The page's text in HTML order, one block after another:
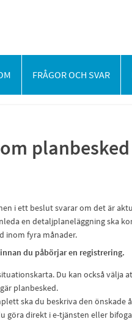
FRÅGOR OCH SVAR
planbesked
i ett beslut svarar om det är
en detaljplaneläggning ska
inom fyra månader.
du påbörjar en registrering.
Du kan också välja
planbesked.
ska du beskriva den önskade
göra direkt i e-tjänsten eller